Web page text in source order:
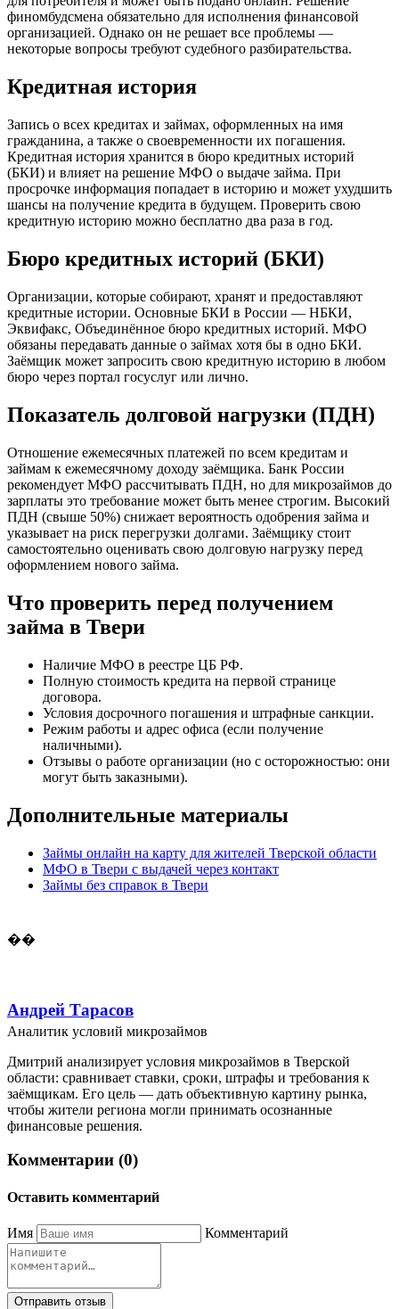
финомбудсмена обязательно для исполнения финансовой
организацией. Однако он не решает все проблемы —
некоторые вопросы требуют судебного разбирательства.
Кредитная история
Запись о всех кредитах и займах, оформленных на имя
гражданина, а также о своевременности их погашения.
Кредитная история хранится в бюро кредитных историй
(БКИ) и влияет на решение МФО о выдаче займа. При
просрочке информация попадает в историю и может ухудшить
шансы на получение кредита в будущем. Проверить свою
кредитную историю можно бесплатно два раза в год.
Бюро кредитных историй (БКИ)
Организации, которые собирают, хранят и предоставляют
кредитные истории. Основные БКИ в России — НБКИ,
Эквифакс, Объединённое бюро кредитных историй. МФО
обязаны передавать данные о займах хотя бы в одно БКИ.
Заёмщик может запросить свою кредитную историю в любом
бюро через портал госуслуг или лично.
Показатель долговой нагрузки (ПДН)
Отношение ежемесячных платежей по всем кредитам и
займам к ежемесячному доходу заёмщика. Банк России
рекомендует МФО рассчитывать ПДН, но для микрозаймов до
зарплаты это требование может быть менее строгим. Высокий
ПДН (свыше 50%) снижает вероятность одобрения займа и
указывает на риск перегрузки долгами. Заёмщику стоит
самостоятельно оценивать свою долговую нагрузку перед
оформлением нового займа.
Что проверить перед получением
займа в Твери
Наличие МФО в реестре ЦБ РФ.
Полную стоимость кредита на первой странице
договора.
Условия досрочного погашения и штрафные санкции.
Режим работы и адрес офиса (если получение
наличными).
Отзывы о работе организации (но с осторожностью: они
могут быть заказными).
Дополнительные материалы
Займы онлайн на карту для жителей Тверской области
МФО в Твери с выдачей через контакт
Займы без справок в Твери
��
Андрей Тарасов
Аналитик условий микрозаймов
Дмитрий анализирует условия микрозаймов в Тверской
области: сравнивает ставки, сроки, штрафы и требования к
заёмщикам. Его цель — дать объективную картину рынка,
чтобы жители региона могли принимать осознанные
финансовые решения.
Комментарии (0)
Оставить комментарий
Имя Комментарий
Отправить отзыв